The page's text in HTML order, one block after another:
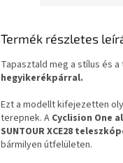
Termék részletes
Tapasztald meg a stílus és
hegyikerékpárral.
Ezt a modellt kifejezetten
terepnek. A Cyclision One
SUNTOUR XCE28
bármilyen útfelületen.